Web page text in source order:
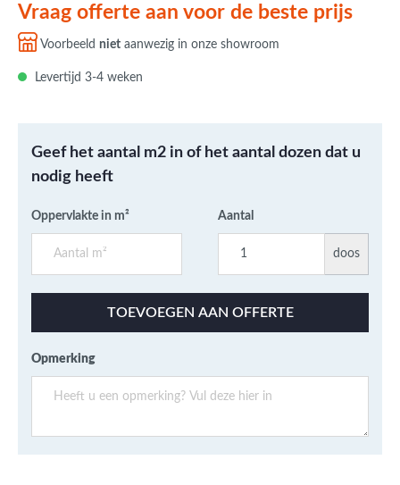
Vraag offerte aan voor de beste prijs
Voorbeeld niet aanwezig in onze showroom
Levertijd 3-4 weken
Geef het aantal m2 in of het aantal dozen dat u
nodig heeft
Oppervlakte in m² Aantal
doos
TOEVOEGEN AAN OFFERTE
Opmerking